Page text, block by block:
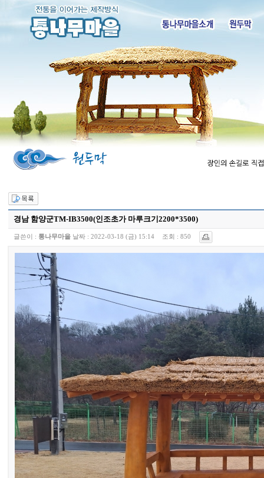
경남 함양군TM-IB3500(인조초가 마루크기2200*3500)
글쓴이 : 통나무마을 날짜 :2022-03-18 (금) 15:14 조회 :850